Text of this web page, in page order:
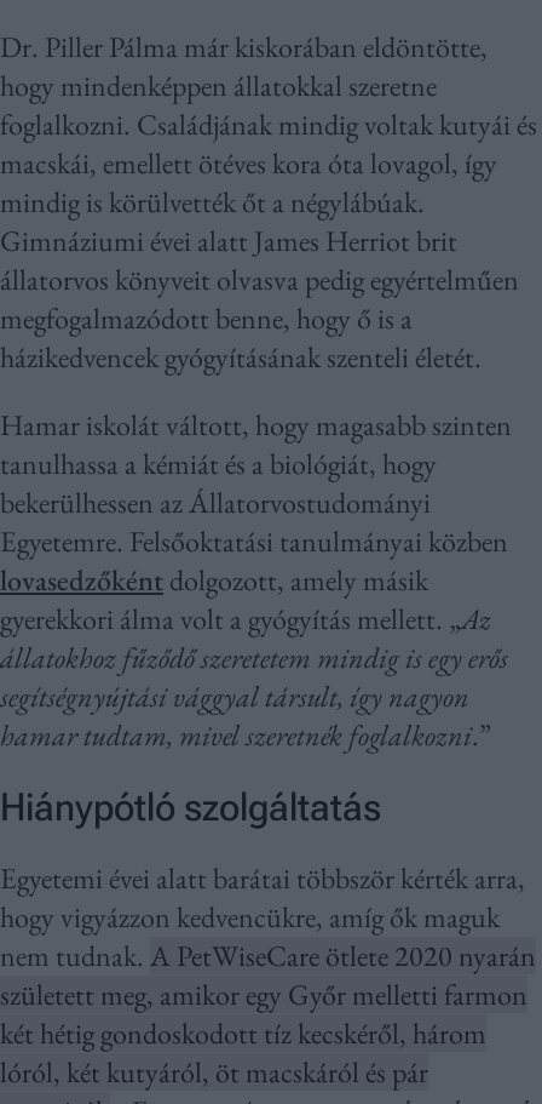
Dr. Piller Pálma már kiskorában eldöntötte,
hogy mindenképpen állatokkal szeretne
foglalkozni. Családjának mindig voltak kutyái és
macskái, emellett ötéves kora óta lovagol, így
mindig is körülvették őt a négylábúak.
Gimnáziumi évei alatt James Herriot brit
állatorvos könyveit olvasva pedig egyértelműen
megfogalmazódott benne, hogy ő is a
házikedvencek gyógyításának szenteli életét.
Hamar iskolát váltott, hogy magasabb szinten
tanulhassa a kémiát és a biológiát, hogy
bekerülhessen az Állatorvostudományi
Egyetemre. Felsőoktatási tanulmányai közben
lovasedzőkéntdolgozott, amely másik
gyerekkori álma volt a gyógyítás mellett. „Az
állatokhoz fűződő szeretetem mindig is egy erős
segítségnyújtási vággyal társult, így nagyon
hamar tudtam, mivel szeretnék foglalkozni.”
Hiánypótló szolgáltatás
Egyetemi évei alatt barátai többször kérték arra,
hogy vigyázzon kedvencükre, amíg ők maguk
nem tudnak. A PetWiseCare ötlete 2020 nyarán
született meg, amikor egy Győr melletti farmon
két hétig gondoskodott tíz kecskéről, három
lóról, két kutyáról, öt macskáról és pár